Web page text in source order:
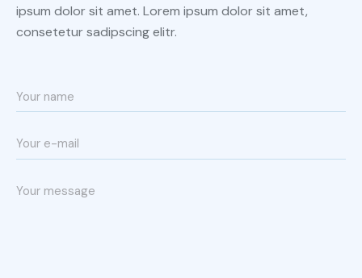
ipsum dolor sit amet. Lorem ipsum dolor sit amet,
consetetur sadipscing elitr.